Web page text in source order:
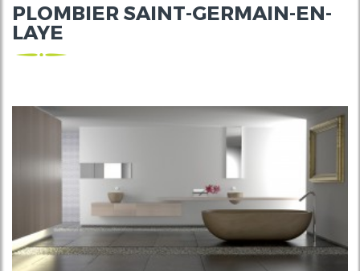
PLOMBIER SAINT-GERMAIN-EN-
LAYE